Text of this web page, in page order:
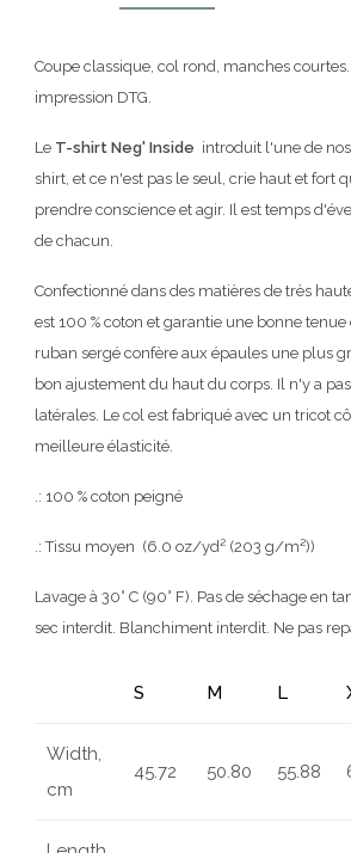
Coupe classique, col rond, manches
impression DTG.
Le T-shirt Neg' Inside introduit l'une de
shirt, et ce n'est pas le seul, crie haut et fort
prendre conscience et agir. Il est temps
de chacun.
Confectionné dans des matières de très
est 100 % coton et garantie une bonne
ruban sergé confère aux épaules une plus
bon ajustement du haut du corps. Il n'y a
latérales. Le col est fabriqué avec un tricot
meilleure élasticité.
.: 100 % coton peigné
.: Tissu moyen (6.0 oz/yd² (203 g/m²))
Lavage à 30° C (90° F). Pas de séchage en
sec interdit. Blanchiment interdit. Ne pas
S M L
Width,
cm
45.72 50.80 55.88